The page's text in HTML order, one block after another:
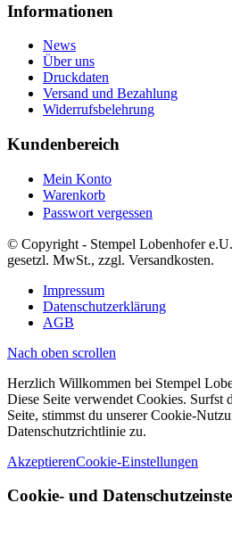
Informationen
News
Über uns
Druckdaten
Versand und Bezahlung
Widerrufsbelehrung
Kundenbereich
Mein Konto
Warenkorb
Passwort vergessen
© Copyright - Stempel Lobenhofer
gesetzl. MwSt., zzgl. Versandkosten.
Impressum
Datenschutzerklärung
AGB
Nach oben scrollen
Herzlich Willkommen bei Stempel
Diese Seite verwendet Cookies. Surfst
Seite, stimmst du unserer Cookie-
Datenschutzrichtlinie zu.
AkzeptierenCookie-Einstellungen
Cookie- und